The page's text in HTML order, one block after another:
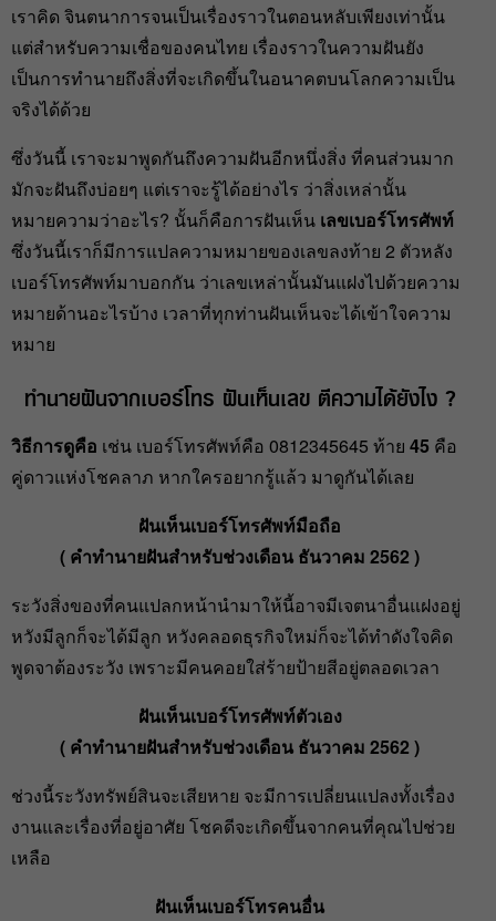
เราคิด จินตนาการจนเป็นเรื่องราวในตอนหลับเพียงเท่านั้น
แต่สำหรับความเชื่อของคนไทย เรื่องราวในความฝันยัง
เป็นการทำนายถึงสิ่งที่จะเกิดขึ้นในอนาคตบนโลกความเป็น
จริงได้ด้วย
ซึ่งวันนี้ เราจะมาพูดกันถึงความฝันอีกหนึ่งสิ่ง ที่คนส่วนมาก
มักจะฝันถึงบ่อยๆ แต่เราจะรู้ได้อย่างไร ว่าสิ่งเหล่านั้น
หมายความว่าอะไร? นั้นก็คือการฝันเห็น เลขเบอร์โทรศัพท์
ซึ่งวันนี้เราก็มีการแปลความหมายของเลขลงท้าย 2 ตัวหลัง
เบอร์โทรศัพท์มาบอกกัน ว่าเลขเหล่านั้นมันแฝงไปด้วยความ
หมายด้านอะไรบ้าง เวลาที่ทุกท่านฝันเห็นจะได้เข้าใจความ
หมาย
ทำนายฝันจากเบอร์โทร ฝันเห็นเลข ตีความได้ยังไง ?
วิธีการดูคือ เช่น เบอร์โทรศัพท์คือ 0812345645 ท้าย 45 คือ
คู่ดาวแห่งโชคลาภ หากใครอยากรู้แล้ว มาดูกันได้เลย
ฝันเห็นเบอร์โทรศัพท์มือถือ
( คำทำนายฝันสำหรับช่วงเดือน ธันวาคม 2562 )
ระวังสิ่งของที่คนแปลกหน้านำมาให้นี้อาจมีเจตนาอื่นแฝงอยู่
หวังมีลูกก็จะได้มีลูก หวังคลอดธุรกิจใหม่ก็จะได้ทำดังใจคิด
พูดจาต้องระวัง เพราะมีคนคอยใส่ร้ายป้ายสีอยู่ตลอดเวลา
ฝันเห็นเบอร์โทรศัพท์ตัวเอง
( คำทำนายฝันสำหรับช่วงเดือน ธันวาคม 2562 )
ช่วงนี้ระวังทรัพย์สินจะเสียหาย จะมีการเปลี่ยนแปลงทั้งเรื่อง
งานและเรื่องที่อยู่อาศัย โชคดีจะเกิดขึ้นจากคนที่คุณไปช่วย
เหลือ
ฝันเห็นเบอร์โทรคนอื่น